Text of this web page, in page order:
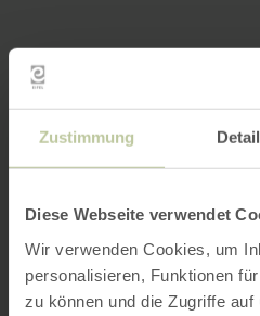
Zustimmung
Diese Webseite verwendet
Wir verwenden Cookies, um
personalisieren, Funktionen
zu können und die Zugriffe